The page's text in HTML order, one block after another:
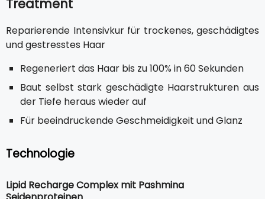
Treatment
Reparierende Intensivkur für trockenes, geschädigtes
und gestresstes Haar
Regeneriert das Haar bis zu 100% in 60 Sekunden
Baut selbst stark geschädigte Haarstrukturen aus
der Tiefe heraus wieder auf
Für beeindruckende Geschmeidigkeit und Glanz
Technologie
Lipid Recharge Complex mit Pashmina